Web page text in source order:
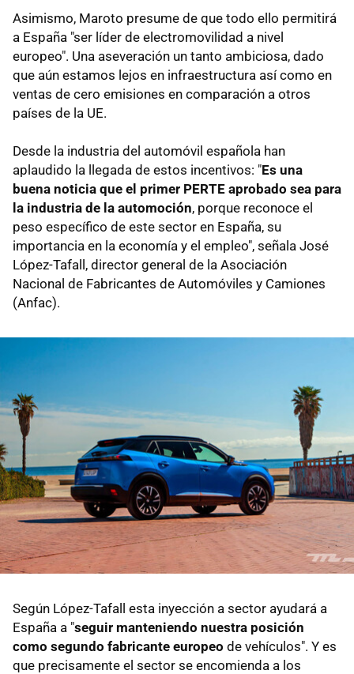
Asimismo, Maroto presume de que todo ello permitirá
a España "ser líder de electromovilidad a nivel
europeo". Una aseveración un tanto ambiciosa, dado
que aún estamos lejos en infraestructura así como en
ventas de cero emisiones en comparación a otros
países de la UE.
Desde la industria del automóvil española han
aplaudido la llegada de estos incentivos: "Es una
buena noticia que el primer PERTE aprobado sea para
la industria de la automoción, porque reconoce el
peso específico de este sector en España, su
importancia en la economía y el empleo", señala José
López-Tafall, director general de la Asociación
Nacional de Fabricantes de Automóviles y Camiones
(Anfac).
Según López-Tafall esta inyección a sector ayudará a
España a "seguir manteniendo nuestra posición
como segundo fabricante europeo de vehículos". Y es
que precisamente el sector se encomienda a los